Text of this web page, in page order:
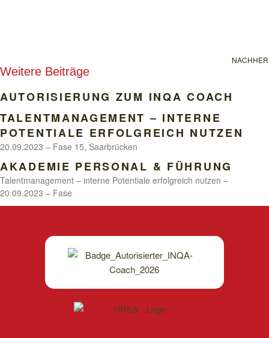
NACHHER
Weitere Beiträge
AUTORISIERUNG ZUM INQA COACH
TALENTMANAGEMENT – INTERNE
POTENTIALE ERFOLGREICH NUTZEN
20.09.2023 – Fase 15, Saarbrücken
AKADEMIE PERSONAL & FÜHRUNG
Talentmanagement – interne Potentiale erfolgreich nutzen –
20.09.2023 – Fase